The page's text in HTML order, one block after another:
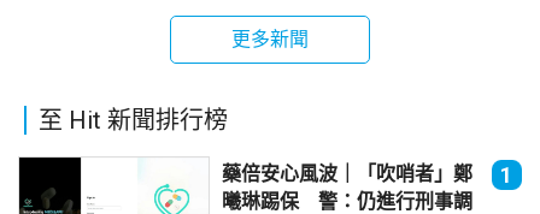
更多新聞
至 Hit 新聞排行榜
藥倍安心風波｜「吹哨者」鄭
曦琳踢保 警：仍進行刑事調
1